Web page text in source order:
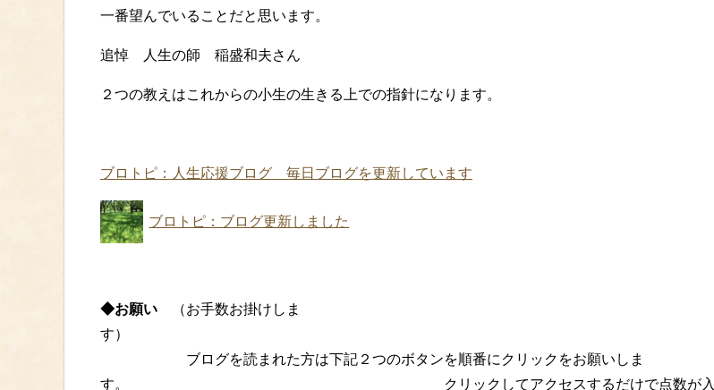
一番望んでいることだと思います。
追悼 人生の師 稲盛和夫さん
２つの教えはこれからの小生の生きる上での指針になります。
ブロトピ：人生応援ブログ 毎日ブログを更新しています
ブロトピ：ブログ更新しました
◆お願い （お手数お掛けしま
す）
ブログを読まれた方は下記２つのボタンを順番にクリックをお願いしま
す。 クリックしてアクセスするだけで点数が入